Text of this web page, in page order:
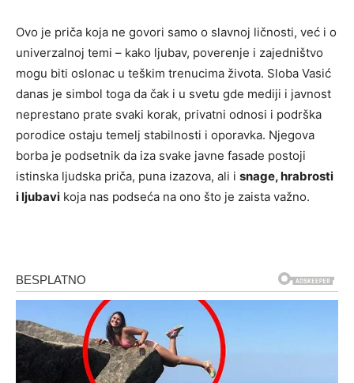
Ovo je priča koja ne govori samo o slavnoj ličnosti, već i o
univerzalnoj temi – kako ljubav, poverenje i zajedništvo
mogu biti oslonac u teškim trenucima života. Sloba Vasić
danas je simbol toga da čak i u svetu gde mediji i javnost
neprestano prate svaki korak, privatni odnosi i podrška
porodice ostaju temelj stabilnosti i oporavka. Njegova
borba je podsetnik da iza svake javne fasade postoji
istinska ljudska priča, puna izazova, ali i snage, hrabrosti
i ljubavi koja nas podseća na ono što je zaista važno.